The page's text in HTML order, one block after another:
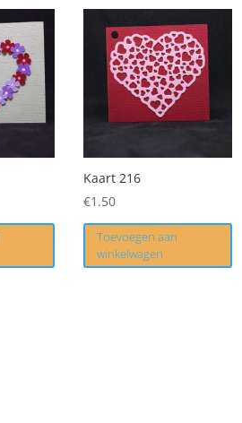
Kaart 216
€1.50
Toevoegen aan
winkelwagen